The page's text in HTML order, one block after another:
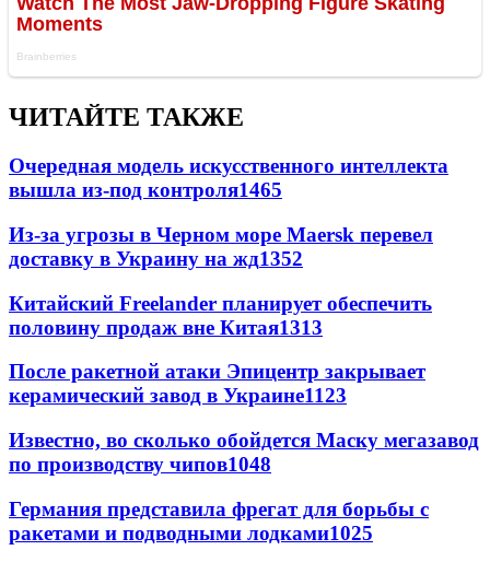
ЧИТАЙТЕ ТАКЖЕ
Очередная модель искусственного интеллекта
вышла из-под контроля1465
Из-за угрозы в Черном море Maersk перевел
доставку в Украину на жд1352
Китайский Freelander планирует обеспечить
половину продаж вне Китая1313
После ракетной атаки Эпицентр закрывает
керамический завод в Украине1123
Известно, во сколько обойдется Маску мегазавод
по производству чипов1048
Германия представила фрегат для борьбы с
ракетами и подводными лодками1025